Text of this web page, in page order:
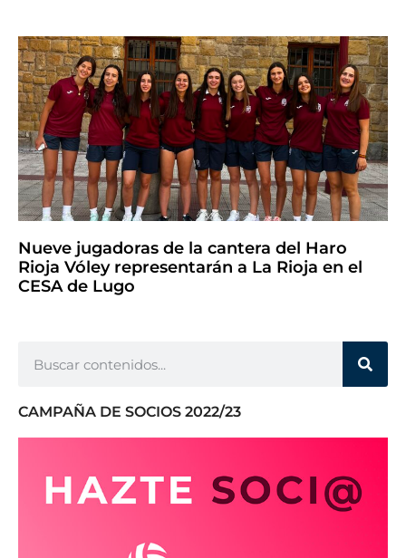
Nueve jugadoras de la cantera del Haro
Rioja Vóley representarán a La Rioja en el
CESA de Lugo
CAMPAÑA DE SOCIOS 2022/23